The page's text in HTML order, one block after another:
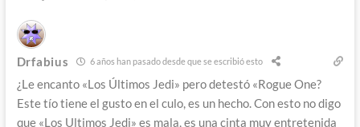
Drfabius 6 años han pasado desde que se escribió esto
¿Le encanto «Los Últimos Jedi» pero detestó «Rogue One?
Este tío tiene el gusto en el culo, es un hecho. Con esto no digo
que «Los Ultimos Jedi» es mala, es una cinta muy entretenida